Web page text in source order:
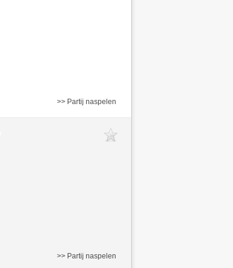
>> Partij naspelen
>> Partij naspelen